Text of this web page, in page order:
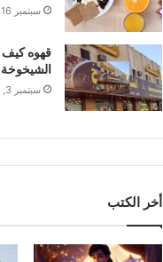
سبتمبر 16, 2023
قهوه كيف
سبتمبر 3, 2023
أخر الكتب